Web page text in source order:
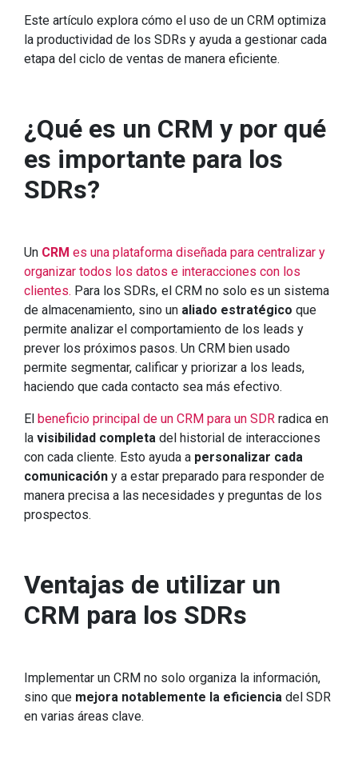
Este artículo explora cómo el uso de un CRM optimiza
la productividad de los SDRs y ayuda a gestionar cada
etapa del ciclo de ventas de manera eficiente.
¿Qué es un CRM y por qué
es importante para los
SDRs?
Un CRM es una plataforma diseñada para centralizar y
organizar todos los datos e interacciones con los
clientes. Para los SDRs, el CRM no solo es un sistema
de almacenamiento, sino un aliado estratégico que
permite analizar el comportamiento de los leads y
prever los próximos pasos. Un CRM bien usado
permite segmentar, calificar y priorizar a los leads,
haciendo que cada contacto sea más efectivo.
El beneficio principal de un CRM para un SDR radica en
la visibilidad completa del historial de interacciones
con cada cliente. Esto ayuda a personalizar cada
comunicación y a estar preparado para responder de
manera precisa a las necesidades y preguntas de los
prospectos.
Ventajas de utilizar un
CRM para los SDRs
Implementar un CRM no solo organiza la información,
sino que mejora notablemente la eficiencia del SDR
en varias áreas clave.